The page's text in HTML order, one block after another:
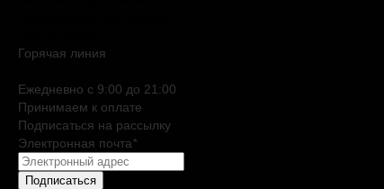
Горячая линия
Ежедневно c 9:00 до 21:00
Принимаем к оплате
Подписаться на рассылку
Электронная почта*
Подписаться